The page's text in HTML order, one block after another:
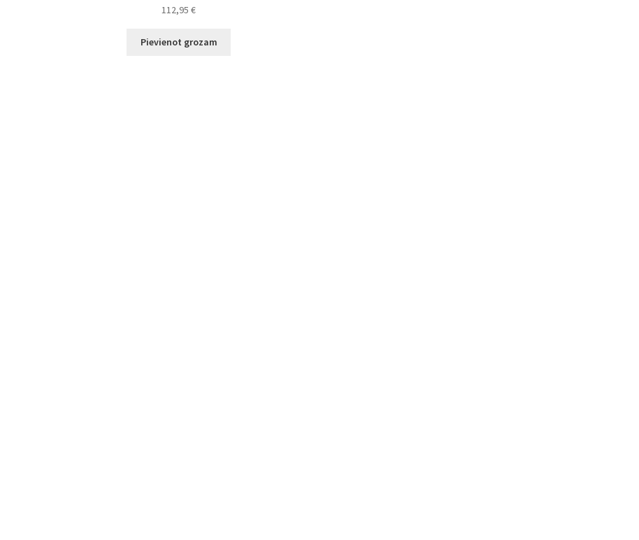
112,95€
Pievienot grozam